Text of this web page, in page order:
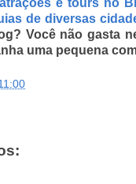
de diversas
Você não gasta
uma pequena